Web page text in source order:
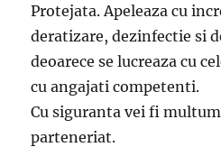
Protejata. Apeleaza cu
deratizare, dezinfectie si
deoarece se lucreaza cu
cu angajati competenti.
Cu siguranta vei fi
parteneriat.